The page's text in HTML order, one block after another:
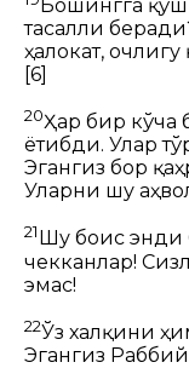
Бошингга
тасалли
ҳалокат,
[6]
20Ҳар бир кўча
ётибди. Улар
Эгангиз бор
Уларни шу
21 Шу боис энди
чекканлар!
эмас!
22Ўз халқини
Эгангиз